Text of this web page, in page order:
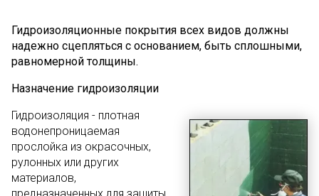
Гидроизоляционные покрытия всех видов должны
надежно сцепляться с основанием, быть сплошными,
равномерной толщины.
Назначение гидроизоляции
Гидроизоляция - плотная
водонепроницаемая
прослойка из окрасочных,
рулонных или других
материалов,